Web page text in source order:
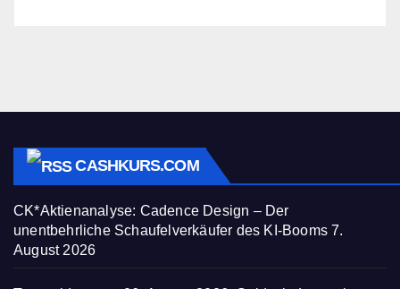
CASHKURS.COM
CK*Aktienanalyse: Cadence Design – Der
unentbehrliche Schaufelverkäufer des KI-Booms 7.
August 2026